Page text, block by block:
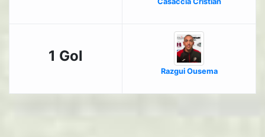
1 Gol
Razgui Ousema